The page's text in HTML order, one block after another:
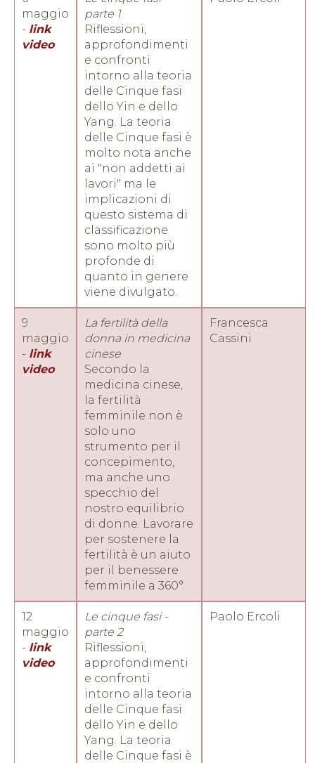
maggio
- link
video
parte 1
Riflessioni,
approfondimenti
e confronti
intorno alla teoria
delle Cinque fasi
dello Yin e dello
Yang. La teoria
delle Cinque fasi è
molto nota anche
ai "non addetti ai
lavori" ma le
implicazioni di
questo sistema di
classificazione
sono molto più
profonde di
quanto in genere
viene divulgato.
9
maggio
- link
video
La fertilità della
donna in medicina
cinese
Secondo la
medicina cinese,
la fertilità
femminile non è
solo uno
strumento per il
concepimento,
ma anche uno
specchio del
nostro equilibrio
di donne. Lavorare
per sostenere la
fertilità è un aiuto
per il benessere
femminile a 360°.
Francesca
Cassini
12
maggio
- link
video
Le cinque fasi -
parte 2
Riflessioni,
approfondimenti
e confronti
intorno alla teoria
delle Cinque fasi
dello Yin e dello
Yang. La teoria
delle Cinque fasi è
Paolo Ercoli